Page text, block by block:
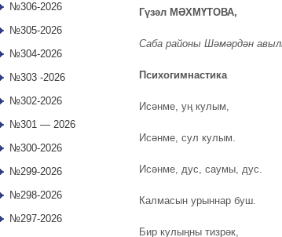
Гүзәл МӘХМҮТОВА,
Саба районы Шәмәрдән
Психогимнастика
Исәнме, уң кулым,
Исәнме, сул кулым.
Исәнме, дус, саумы, дус.
Калмасын урыннар буш.
Бир кулыңны тизрәк,
№306-2026
№305-2026
№304-2026
№303 -2026
№302-2026
№301 — 2026
№300-2026
№299-2026
№298-2026
№297-2026